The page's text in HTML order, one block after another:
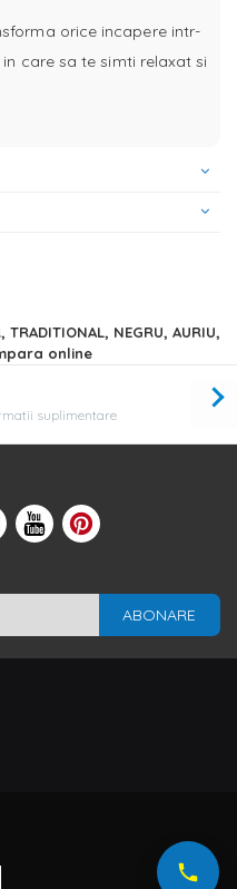
orice incapere intr-
care sa te simti relaxat si
TRADITIONAL, NEGRU, AURIU,
online
suplimentare
ABONARE